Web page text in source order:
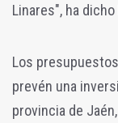
Linares", ha dicho
Los
prevén una
provincia de